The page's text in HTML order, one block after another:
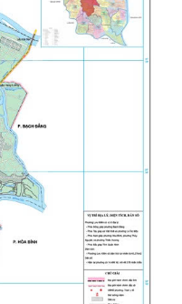
niêm yết công khai kết quả
THÀNH ỦY HẢI PHÒNG VỀ
MỚI SÁNG...
niêm yết công khai kết quả
giao đất cho công dân làm
HƯỚNG DẪN KÊ KHAI THÔNG
VỚI HỘ...
THAM GIA CUỘC THI SÁNG